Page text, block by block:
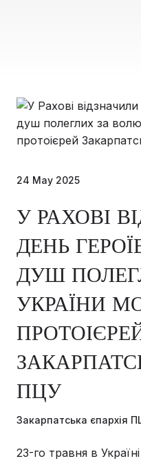
24 May 2025
У РАХОВІ
ДЕНЬ
ДУШ
УКРАЇНИ
ПЦУ
Закарпатська єпархія
23-го травня в